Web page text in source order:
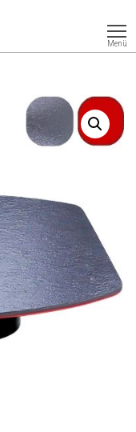
Menü